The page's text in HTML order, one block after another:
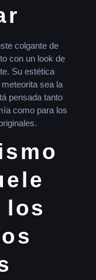
colgante de
con un look de
Su estética
sea la
pensada tanto
como para los
los